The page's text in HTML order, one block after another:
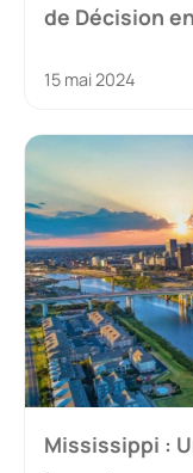
de Décision
15 mai 2024
Mississippi :